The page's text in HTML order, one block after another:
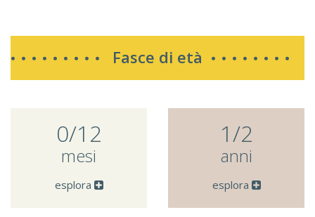
Fasce di età
0/12
mesi
esplora
1/2
anni
esplora